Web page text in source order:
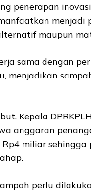
penerapan
menjadi
maupun
sama dengan
menjadikan
Kepala
anggaran
miliar sehingga
perlu